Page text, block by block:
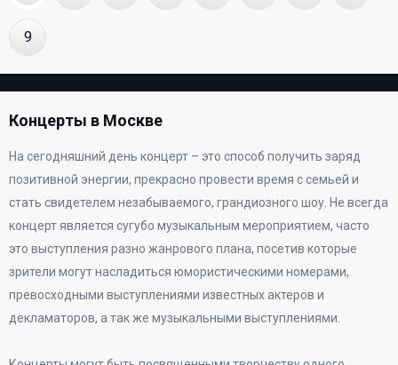
9
Концерты в Москве
На сегодняшний день концерт – это способ получить заряд
позитивной энергии, прекрасно провести время с семьей и
стать свидетелем незабываемого, грандиозного шоу. Не всегда
концерт является сугубо музыкальным мероприятием, часто
это выступления разно жанрового плана, посетив которые
зрители могут насладиться юмористическими номерами,
превосходными выступлениями известных актеров и
декламаторов, а так же музыкальными выступлениями.